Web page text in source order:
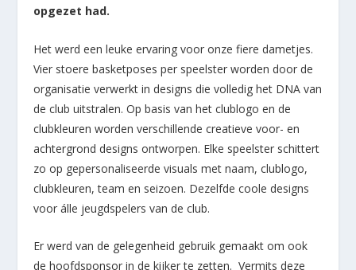
opgezet had.
Het werd een leuke ervaring voor onze fiere dametjes.
Vier stoere basketposes per speelster worden door de
organisatie verwerkt in designs die volledig het DNA van
de club uitstralen. Op basis van het clublogo en de
clubkleuren worden verschillende creatieve voor- en
achtergrond designs ontworpen. Elke speelster schittert
zo op gepersonaliseerde visuals met naam, clublogo,
clubkleuren, team en seizoen. Dezelfde coole designs
voor álle jeugdspelers van de club.
Er werd van de gelegenheid gebruik gemaakt om ook
de hoofdsponsor in de kijker te zetten. Vermits deze